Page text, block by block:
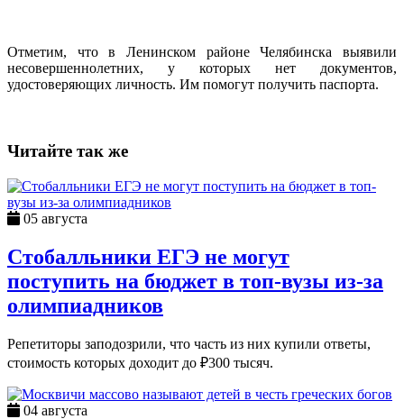
Отметим, что в Ленинском районе Челябинска выявили
несовершеннолетних, у которых нет документов,
удостоверяющих личность. Им помогут получить паспорта.
Читайте так же
05 августа
Стобалльники ЕГЭ не могут
поступить на бюджет в топ-вузы из-за
олимпиадников
Репетиторы заподозрили, что часть из них купили ответы,
стоимость которых доходит до ₽300 тысяч.
04 августа